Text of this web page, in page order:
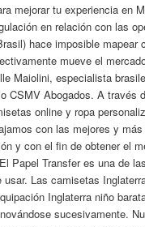
mejorar tu experiencia en
en relación con las
hace imposible mapear
mueve el
Maiolini, especialista
CSMV Abogados. A través
online y ropa
con las mejores y más
y con el fin de obtener el
Papel Transfer es una de
Las camisetas
Inglaterra niño
sucesivamente.